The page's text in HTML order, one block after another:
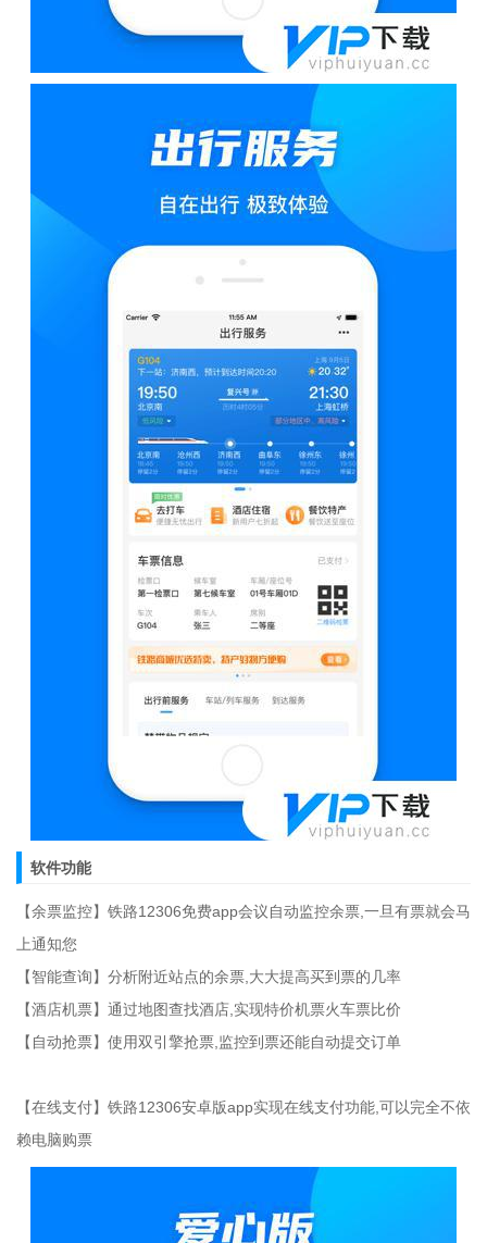
软件功能
【余票监控】铁路12306免费app会议自动监控余票,一旦有票就会马
上通知您
【智能查询】分析附近站点的余票,大大提高买到票的几率
【酒店机票】通过地图查找酒店,实现特价机票火车票比价
【自动抢票】使用双引擎抢票,监控到票还能自动提交订单
【在线支付】铁路12306安卓版app实现在线支付功能,可以完全不依
赖电脑购票